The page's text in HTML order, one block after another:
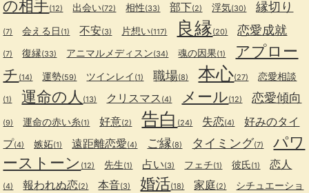
の相手(12) 出会い(72) 相性(33) 部下(2) 浮気(30) 縁切り
(7) 会える日 (1) 不安(3) 片想い(117) 良縁(20) 恋愛成就
(7) 復縁(33) アニマルメディスン(34) 魂の因果(1)
アプロー
チ (14) 運勢(59) ツインレイ (1) 職場(8) 本心(27) 恋愛相談
(1) 運命の人 (13) クリスマス (4) メール(12) 恋愛傾向
(9) 運命の赤い糸(1) 好意(2) 告白 (24) 失恋(4)
好みのタイ
プ(4) 嫉妬(1) 遠距離恋愛(4) ご縁(8) タイミング(7)
パワ
ーストーン (12) 先生(1) 占い(3) フェチ(1) 彼氏(1) 恋人
(4) 報われぬ恋(2) 本音(3) 婚活(18) 家庭(2)
シチュエーショ